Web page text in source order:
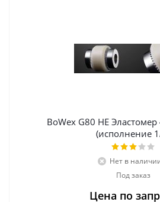
BoWex G80 НЕ
(исполнение
Нет в
Под заказ
Цена по